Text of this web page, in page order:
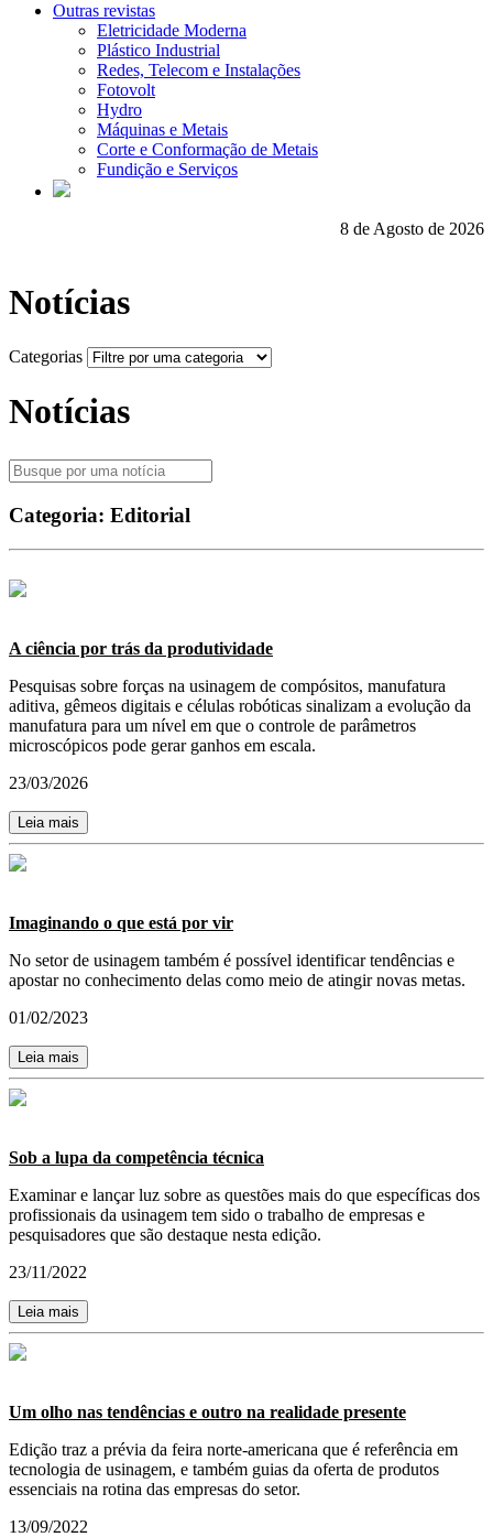
Outras revistas
Eletricidade Moderna
Plástico Industrial
Redes, Telecom e Instalações
Fotovolt
Hydro
Máquinas e Metais
Corte e Conformação de Metais
Fundição e Serviços
8 de Agosto de 2026
Notícias
Categorias
Notícias
Categoria: Editorial
A ciência por trás da produtividade
Pesquisas sobre forças na usinagem de compósitos, manufatura
aditiva, gêmeos digitais e células robóticas sinalizam a evolução da
manufatura para um nível em que o controle de parâmetros
microscópicos pode gerar ganhos em escala.
23/03/2026
Leia mais
Imaginando o que está por vir
No setor de usinagem também é possível identificar tendências e
apostar no conhecimento delas como meio de atingir novas metas.
01/02/2023
Leia mais
Sob a lupa da competência técnica
Examinar e lançar luz sobre as questões mais do que específicas dos
profissionais da usinagem tem sido o trabalho de empresas e
pesquisadores que são destaque nesta edição.
23/11/2022
Leia mais
Um olho nas tendências e outro na realidade presente
Edição traz a prévia da feira norte-americana que é referência em
tecnologia de usinagem, e também guias da oferta de produtos
essenciais na rotina das empresas do setor.
13/09/2022